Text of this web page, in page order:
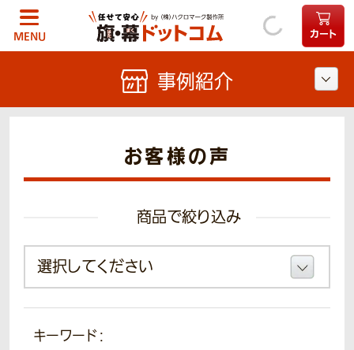
MENU カート
お客様の声
商品で絞り込み
キーワード：
事例紹介